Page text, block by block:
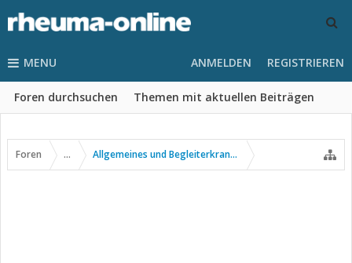
MENU
Foren durchsuchen Themen mit aktuellen Beiträgen
ANMELDEN REGISTRIEREN
Foren ... Allgemeines und Begleiterkrankungen